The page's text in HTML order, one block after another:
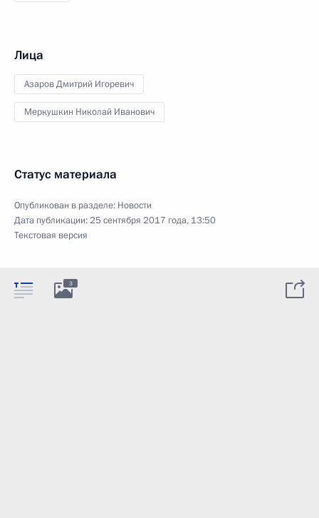
Лица
Азаров Дмитрий Игоревич
Меркушкин Николай Иванович
Статус материала
Опубликован в разделе: Новости
Дата публикации:25 сентября 2017 года, 13:50
Текстовая версия
3